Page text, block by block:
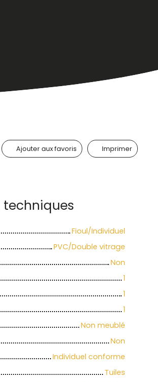
Ajouter aux favoris Imprimer
techniques
Fioul/Individuel
PVC/Double vitrage
Non
1
1
1
Non meublé
Non
Individuel conforme
Tuiles